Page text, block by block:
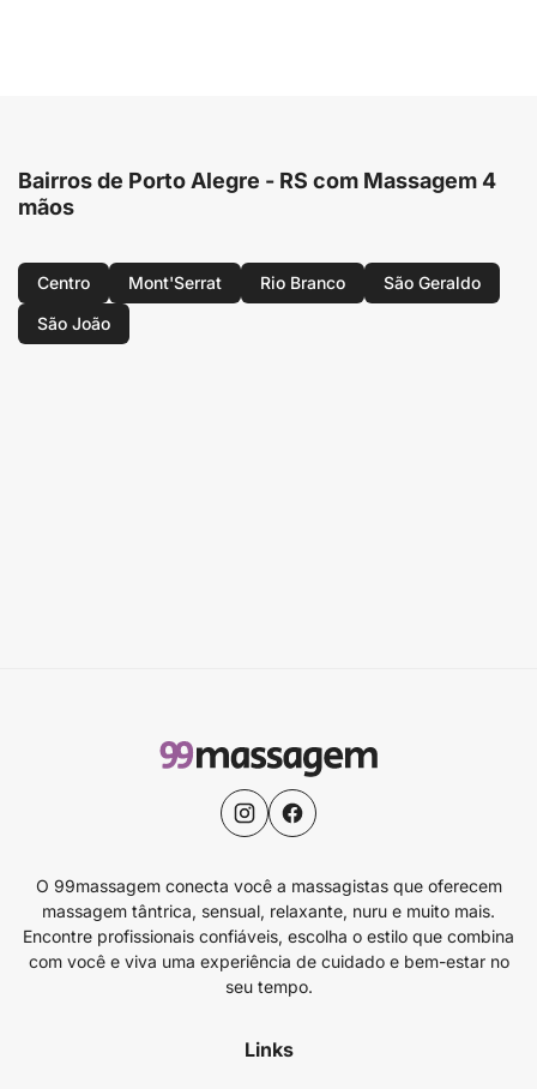
Bairros de Porto Alegre - RS com Massagem 4
mãos
Centro Mont'Serrat Rio Branco
São Geraldo
São João
O 99massagem conecta você a massagistas que oferecem
massagem tântrica, sensual, relaxante, nuru e muito mais.
Encontre profissionais confiáveis, escolha o estilo que combina
com você e viva uma experiência de cuidado e bem-estar no
seu tempo.
Links